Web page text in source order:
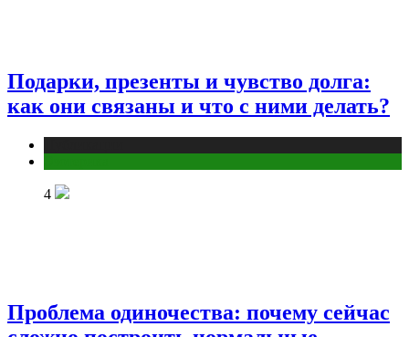
Подарки, презенты и чувство долга:
как они связаны и что с ними делать?
4
Проблема одиночества: почему сейчас